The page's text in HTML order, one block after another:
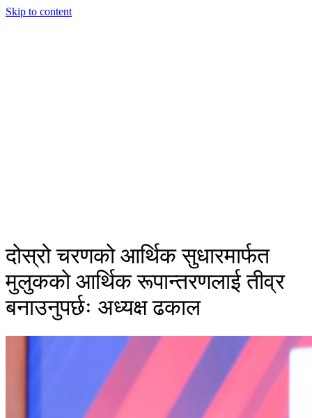
Skip to content
दोस्रो चरणको आर्थिक सुधारमार्फत
मुलुकको आर्थिक रूपान्तरणलाई तीव्र
बनाउनुपर्छः अध्यक्ष ढकाल